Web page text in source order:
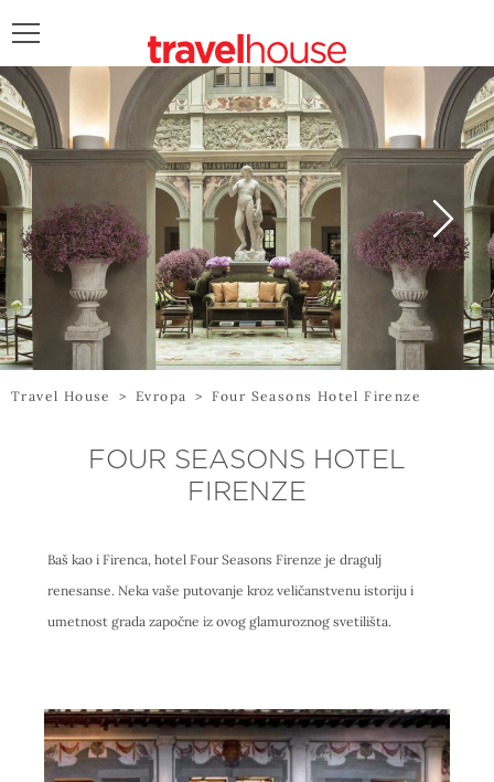
POŠALJITE UPIT
Travel House > Evropa > Four Seasons Hotel Firenze
FOUR SEASONS HOTEL
FIRENZE
Baš kao i Firenca, hotel Four Seasons Firenze je dragulj
renesanse. Neka vaše putovanje kroz veličanstvenu istoriju i
umetnost grada započne iz ovog glamuroznog svetilišta.